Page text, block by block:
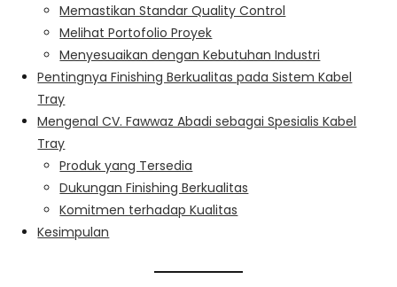
Memastikan Standar Quality Control
Melihat Portofolio Proyek
Menyesuaikan dengan Kebutuhan Industri
Pentingnya Finishing Berkualitas pada Sistem Kabel
Tray
Mengenal CV. Fawwaz Abadi sebagai Spesialis Kabel
Tray
Produk yang Tersedia
Dukungan Finishing Berkualitas
Komitmen terhadap Kualitas
Kesimpulan